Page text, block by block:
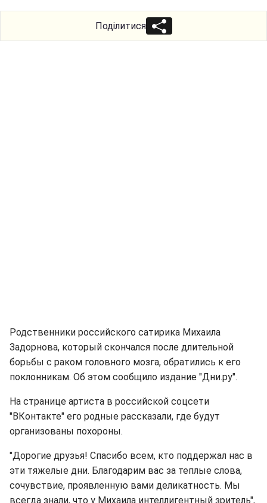
Поділитися
Родственники российского сатирика Михаила
Задорнова, который скончался после длительной
борьбы с раком головного мозга, обратились к его
поклонникам. Об этом сообщило издание "Дни.ру".
На странице артиста в российской соцсети
"ВКонтакте" его родные рассказали, где будут
организованы похороны.
"Дорогие друзья! Спасибо всем, кто поддержал нас в
эти тяжелые дни. Благодарим вас за теплые слова,
сочувствие, проявленную вами деликатность. Мы
всегда знали, что у Михаила интеллигентный зритель",